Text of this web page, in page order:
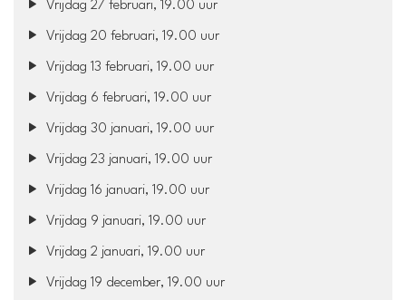
Vrijdag 27 februari, 19.00 uur
Vrijdag 20 februari, 19.00 uur
Vrijdag 13 februari, 19.00 uur
Vrijdag 6 februari, 19.00 uur
Vrijdag 30 januari, 19.00 uur
Vrijdag 23 januari, 19.00 uur
Vrijdag 16 januari, 19.00 uur
Vrijdag 9 januari, 19.00 uur
Vrijdag 2 januari, 19.00 uur
Vrijdag 19 december, 19.00 uur